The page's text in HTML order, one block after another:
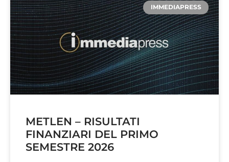
IMMEDIAPRESS
METLEN – RISULTATI
FINANZIARI DEL PRIMO
SEMESTRE 2026